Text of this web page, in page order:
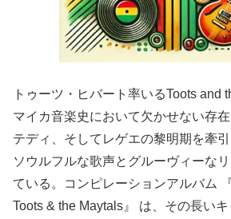
トゥーツ・ヒバート率いるToots and
マイカ音楽史において欠かせない存
テディ、そしてレゲエの黎明期を牽引
ソウルフルな歌声とグルーヴィーな
ている。コンピレーションアルバム
Toots & the Maytals』 は、その長い